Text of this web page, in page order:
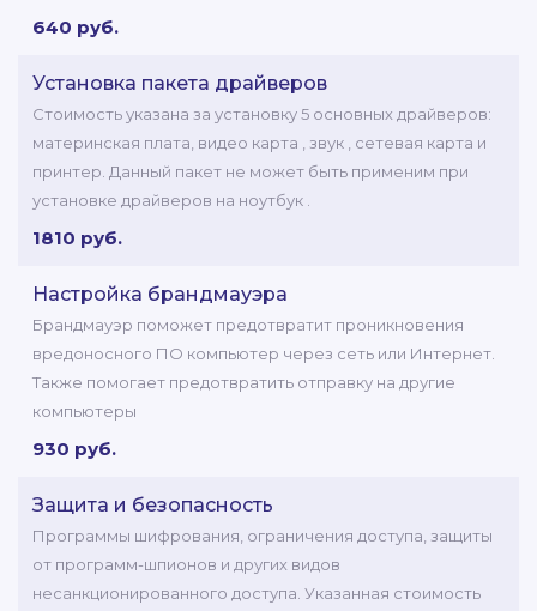
640 руб.
Установка пакета драйверов
Стоимость указана за установку 5 основных драйверов:
материнская плата, видео карта , звук , сетевая карта и
принтер. Данный пакет не может быть применим при
установке драйверов на ноутбук .
1810 руб.
Настройка брандмауэра
Брандмауэр поможет предотвратит проникновения
вредоносного ПО компьютер через сеть или Интернет.
Также помогает предотвратить отправку на другие
компьютеры
930 руб.
Защита и безопасность
Программы шифрования, ограничения доступа, защиты
от программ-шпионов и других видов
несанкционированного доступа. Указанная стоимость